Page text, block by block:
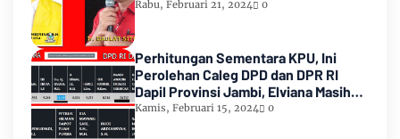
Rabu, Februari 21, 2024 0
Perhitungan Sementara KPU, Ini
Perolehan Caleg DPD dan DPR RI
Dapil Provinsi Jambi, Elviana Masih
Urutan Kedua Teratas
Kamis, Februari 15, 2024 0